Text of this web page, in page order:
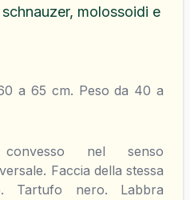
molossoidi e
a 65 cm. Peso da 40 a
nel senso
Faccia della stessa
Tartufo nero. Labbra